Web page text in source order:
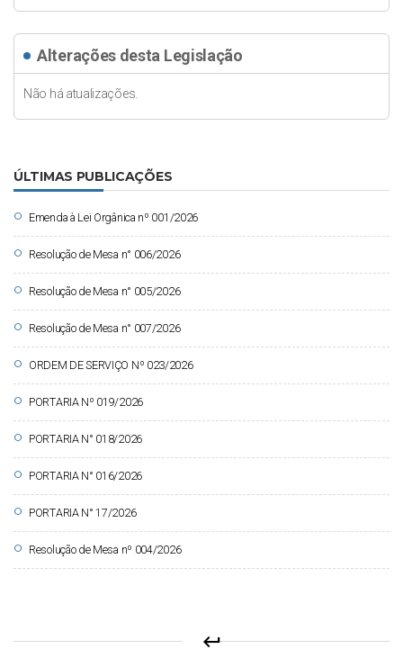
Alterações desta Legislação
Não há atualizações.
ÚLTIMAS PUBLICAÇÕES
circle Emenda à Lei Orgânica nº 001/2026
circle Resolução de Mesa n° 006/2026
circle Resolução de Mesa n° 005/2026
circle Resolução de Mesa n° 007/2026
circle ORDEM DE SERVIÇO Nº 023/2026
circle PORTARIA Nº 019/2026
circle PORTARIA N° 018/2026
circle PORTARIA N° 016/2026
circle PORTARIA N° 17/2026
circle Resolução de Mesa nº 004/2026
keyboard_return